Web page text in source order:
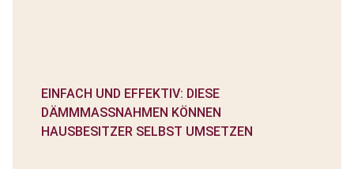
EINFACH UND EFFEKTIV: DIESE
DÄMMMASSNAHMEN KÖNNEN H
AUSBESITZER SELBST UMSETZEN